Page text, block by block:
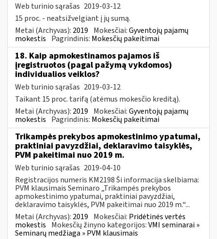
Web turinio sąrašas 2019-03-12
15 proc. - neatsižvelgiant į jų sumą.
Metai (Archyvas): 2019 Mokesčiai:Gyventojų pajamų
mokestis Pagrindinis: Mokesčių pakeitimai
18. Kaip apmokestinamos pajamos iš
įregistruotos (pagal pažymą vykdomos)
individualios veiklos?
Web turinio sąrašas 2019-03-12
Taikant 15 proc. tarifą (atėmus mokesčio kreditą).
Metai (Archyvas): 2019 Mokesčiai:Gyventojų pajamų
mokestis Pagrindinis: Mokesčių pakeitimai
Trikampės prekybos apmokestinimo ypatumai,
praktiniai pavyzdžiai, deklaravimo taisyklės,
PVM pakeitimai nuo 2019 m.
Web turinio sąrašas 2019-04-10
Registracijos numeris KM2198 Ši informacija skelbiama:
PVM klausimais Seminaro „Trikampės prekybos
apmokestinimo ypatumai, praktiniai pavyzdžiai,
deklaravimo taisyklės, PVM pakeitimai nuo 2019 m.“...
Metai (Archyvas): 2019 Mokesčiai: Pridėtinės vertės
mokestis Mokesčių žinyno kategorijos:VMI seminarai »
Seminarų medžiaga » PVM klausimais